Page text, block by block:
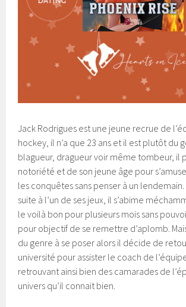
Jack Rodrigues est une jeune recrue de
hockey, il n’a que 23 ans et il est plutôt du
blagueur, dragueur voir même tombeur, il
notoriété et de son jeune âge pour
les conquêtes sans penser à un lendemain.
suite à l’un de ses jeux, il s’abime
le voilà bon pour plusieurs mois sans
pour objectif de se remettre d’aplomb.
du genre à se poser alors il décide de
université pour assister le coach de
retrouvant ainsi bien des camarades de
univers qu’il connait bien.